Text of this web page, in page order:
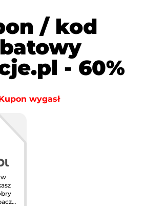
/ kod
- 60%
wygasł
w